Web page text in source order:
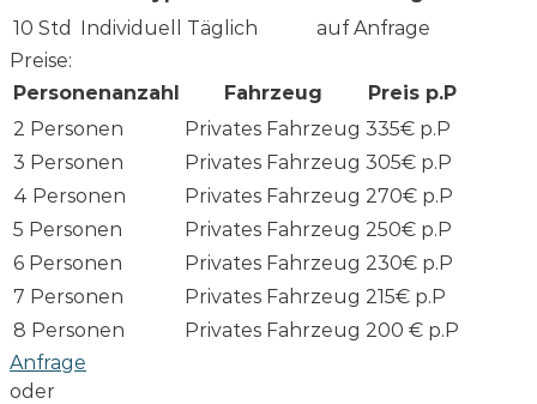
10 Std Individuell Täglich
auf Anfrage
Preise:
Personenanzahl
Fahrzeug
Preis p.P
2 Personen
Privates Fahrzeug 335€ p.P
3 Personen
Privates Fahrzeug 305€ p.P
4 Personen
Privates Fahrzeug 270€ p.P
5 Personen
Privates Fahrzeug 250€ p.P
6 Personen
Privates Fahrzeug 230€ p.P
7 Personen
Privates Fahrzeug 215€ p.P
8 Personen
Privates Fahrzeug 200 € p.P
Anfrage
oder